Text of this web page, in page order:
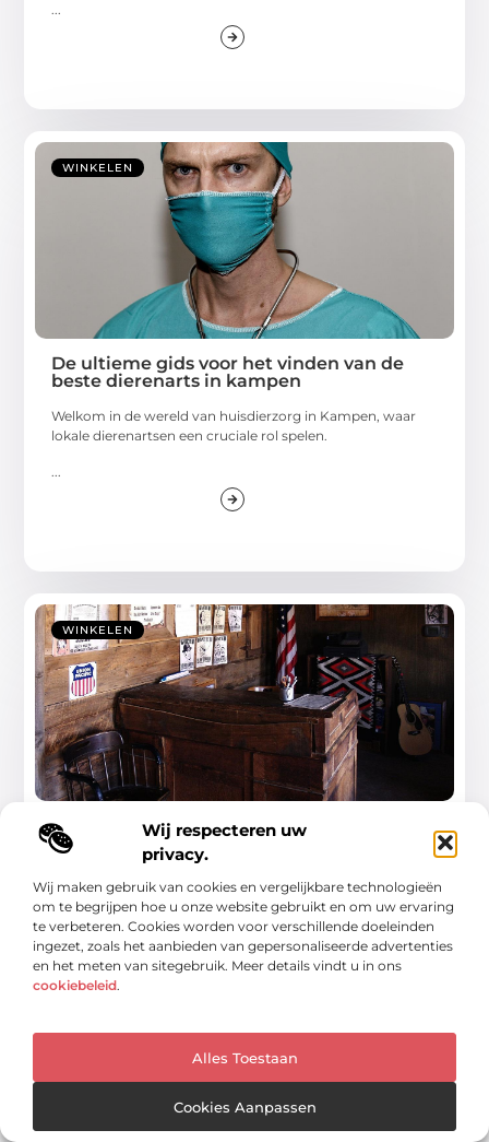
Wij respecteren uw
privacy.
Wij maken gebruik van cookies en vergelijkbare technologieën
om te begrijpen hoe u onze website gebruikt en om uw ervaring
te verbeteren. Cookies worden voor verschillende doeleinden
ingezet, zoals het aanbieden van gepersonaliseerde advertenties
en het meten van sitegebruik. Meer details vindt u in ons
cookiebeleid.
Alles Toestaan
Cookies Aanpassen
...
WINKELEN
De ultieme gids voor het vinden van de
beste dierenarts in kampen
Welkom in de wereld van huisdierzorg in Kampen, waar
lokale dierenartsen een cruciale rol spelen.
WINKELEN
Deurwaarder in Oldenzaal: Wat je moet
weten
openstaande schulden in Oldenzaal? Deurwaarder in
Oldenzaal (Incassoservice) biedt
...